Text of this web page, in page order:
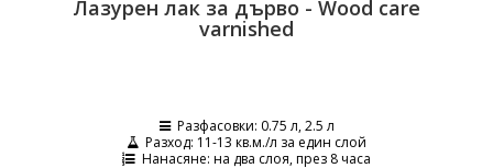
Лазурен лак за дърво - Wood care
varnished
Разфасовки: 0.75 л, 2.5 л
Разход: 11-13 кв.м./л за един слой
Нанасяне: на два слоя, през 8 часа